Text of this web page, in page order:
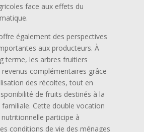
face aux effets du
également des perspectives
aux producteurs. À
terme, les arbres fruitiers
complémentaires grâce
des récoltes, tout en
de fruits destinés à la
Cette double vocation
participe à
conditions de vie des ménages